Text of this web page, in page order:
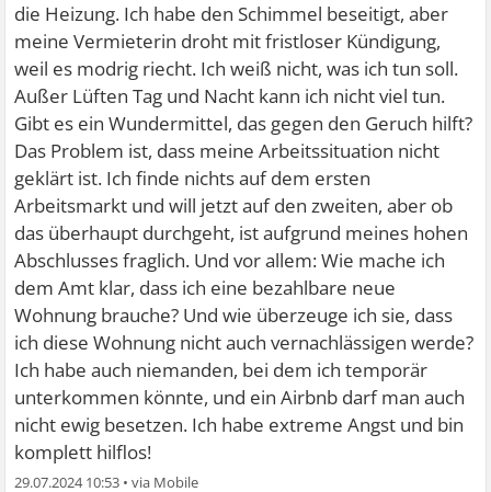
die Heizung. Ich habe den Schimmel beseitigt, aber
meine Vermieterin droht mit fristloser Kündigung,
weil es modrig riecht. Ich weiß nicht, was ich tun soll.
Außer Lüften Tag und Nacht kann ich nicht viel tun.
Gibt es ein Wundermittel, das gegen den Geruch hilft?
Das Problem ist, dass meine Arbeitssituation nicht
geklärt ist. Ich finde nichts auf dem ersten
Arbeitsmarkt und will jetzt auf den zweiten, aber ob
das überhaupt durchgeht, ist aufgrund meines hohen
Abschlusses fraglich. Und vor allem: Wie mache ich
dem Amt klar, dass ich eine bezahlbare neue
Wohnung brauche? Und wie überzeuge ich sie, dass
ich diese Wohnung nicht auch vernachlässigen werde?
Ich habe auch niemanden, bei dem ich temporär
unterkommen könnte, und ein Airbnb darf man auch
nicht ewig besetzen. Ich habe extreme Angst und bin
komplett hilflos!
29.07.2024 10:53 •